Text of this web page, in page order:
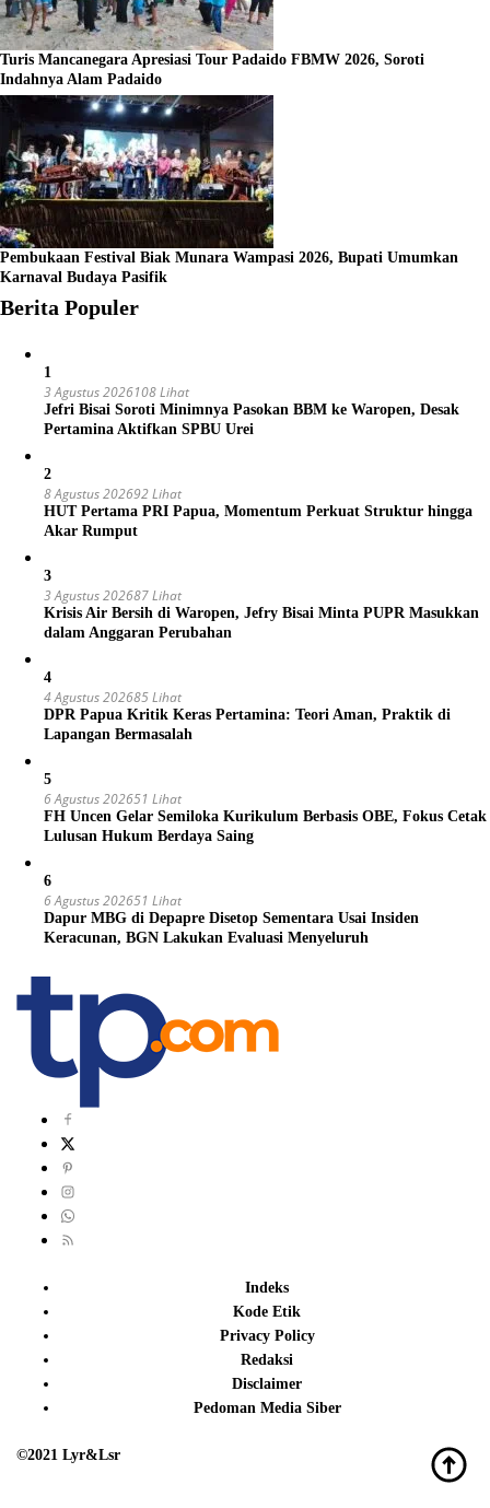
Turis Mancanegara Apresiasi Tour Padaido FBMW 2026, Soroti
Indahnya Alam Padaido
Pembukaan Festival Biak Munara Wampasi 2026, Bupati Umumkan
Karnaval Budaya Pasifik
Berita Populer
1
3 Agustus 2026108 Lihat
Jefri Bisai Soroti Minimnya Pasokan BBM ke Waropen, Desak
Pertamina Aktifkan SPBU Urei
2
8 Agustus 202692 Lihat
HUT Pertama PRI Papua, Momentum Perkuat Struktur hingga
Akar Rumput
3
3 Agustus 202687 Lihat
Krisis Air Bersih di Waropen, Jefry Bisai Minta PUPR Masukkan
dalam Anggaran Perubahan
4
4 Agustus 202685 Lihat
DPR Papua Kritik Keras Pertamina: Teori Aman, Praktik di
Lapangan Bermasalah
5
6 Agustus 202651 Lihat
FH Uncen Gelar Semiloka Kurikulum Berbasis OBE, Fokus Cetak
Lulusan Hukum Berdaya Saing
6
6 Agustus 202651 Lihat
Dapur MBG di Depapre Disetop Sementara Usai Insiden
Keracunan, BGN Lakukan Evaluasi Menyeluruh
Indeks
Kode Etik
Privacy Policy
Redaksi
Disclaimer
Pedoman Media Siber
©2021 Lyr&Lsr